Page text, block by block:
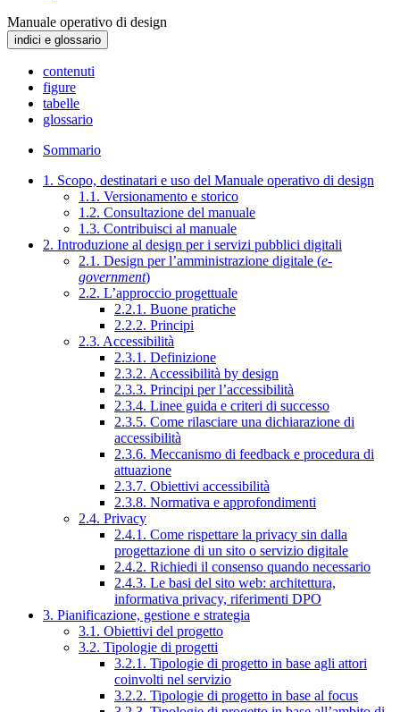
Manuale operativo di design
indici e glossario
contenuti
figure
tabelle
glossario
Sommario
1. Scopo, destinatari e uso del Manuale operativo di design
1.1. Versionamento e storico
1.2. Consultazione del manuale
1.3. Contribuisci al manuale
2. Introduzione al design per i servizi pubblici digitali
2.1. Design per l’amministrazione digitale (e-
government)
2.2. L’approccio progettuale
2.2.1. Buone pratiche
2.2.2. Principi
2.3. Accessibilità
2.3.1. Definizione
2.3.2. Accessibilità by design
2.3.3. Principi per l’accessibilità
2.3.4. Linee guida e criteri di successo
2.3.5. Come rilasciare una dichiarazione di
accessibilità
2.3.6. Meccanismo di feedback e procedura di
attuazione
2.3.7. Obiettivi accessibilità
2.3.8. Normativa e approfondimenti
2.4. Privacy
2.4.1. Come rispettare la privacy sin dalla
progettazione di un sito o servizio digitale
2.4.2. Richiedi il consenso quando necessario
2.4.3. Le basi del sito web: architettura,
informativa privacy, riferimenti DPO
3. Pianificazione, gestione e strategia
3.1. Obiettivi del progetto
3.2. Tipologie di progetti
3.2.1. Tipologie di progetto in base agli attori
coinvolti nel servizio
3.2.2. Tipologie di progetto in base al focus